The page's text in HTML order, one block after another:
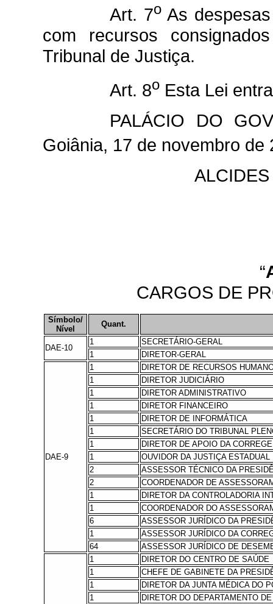
Art. 7o As
com recursos
Tribunal de Justiça.
Art. 8o Esta Lei
PALÁCIO DO
Goiânia, 17 de novembro de
“
CARGOS DE
Símbolo/
Nível
Quant.
DAE-10
1
SECRETÁRIO-GERAL
1
DIRETOR-GERAL
DAE-9
1
DIRETOR DE RECURSOS
1
DIRETOR JUDICIÁRIO
1
DIRETOR ADMINISTRATIVO
1
DIRETOR FINANCEIRO
1
DIRETOR DE INFORMÁTICA
1
SECRETÁRIO DO TRIBUNAL
1
DIRETOR DE APOIO DA
1
OUVIDOR DA JUSTIÇA ESTADUAL
2
ASSESSOR TÉCNICO DA
2
COORDENADOR DE
1
DIRETOR DA CONTROLADORIA
1
COORDENADOR DO
6
ASSESSOR JURÍDICO DA
1
ASSESSOR JURÍDICO DA
64
ASSESSOR JURÍDICO DE
1
DIRETOR DO CENTRO DE SAÚDE
1
CHEFE DE GABINETE DA
1
DIRETOR DA JUNTA MÉDICA DO
1
DIRETOR DO DEPARTAMENTO